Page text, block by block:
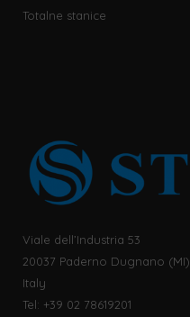
Totalne stanice
Viale dell’Industria 53
20037 Paderno Dugnano (MI)
Italy
Tel: +39 02 78619201